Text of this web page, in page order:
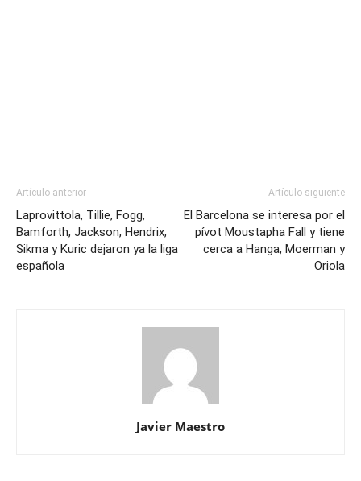
Artículo anterior
Laprovittola, Tillie, Fogg,
Bamforth, Jackson, Hendrix,
Sikma y Kuric dejaron ya la liga
española
Artículo siguiente
El Barcelona se interesa por el
pívot Moustapha Fall y tiene
cerca a Hanga, Moerman y
Oriola
Javier Maestro